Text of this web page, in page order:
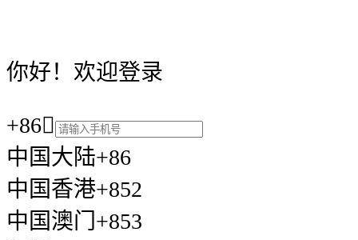
你好！欢迎登录
+86
中国大陆+86
中国香港+852
中国澳门+853